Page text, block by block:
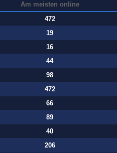
Am meisten online
472
19
16
44
98
472
66
89
40
206